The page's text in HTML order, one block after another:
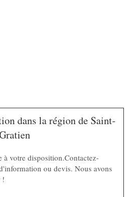
dans la région de Saint-
à votre disposition.Contactez-
ou devis. Nous avons
!